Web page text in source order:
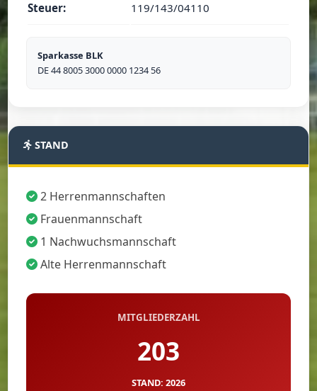
Steuer: 119/143/04110
Sparkasse BLK
DE 44 8005 3000 0000 1234 56
STAND
2 Herrenmannschaften
Frauenmannschaft
1 Nachwuchsmannschaft
Alte Herrenmannschaft
MITGLIEDERZAHL
203
STAND: 2026